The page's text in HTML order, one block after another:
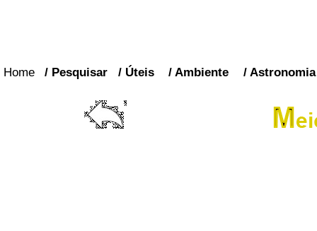
Home / Pesquisar / Úteis / Ambiente / Astronomia